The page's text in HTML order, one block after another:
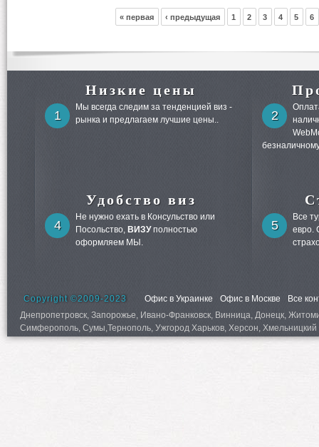
« первая ‹ предыдущая 1 2 3 4 5 6
Низкие цены
1
Мы всегда следим за тенденцией виз -
рынка и предлагаем лучшие цены..
2
Удобство виз
4
Не нужно ехать в Консульство или
Посольство, ВИЗУполностью
оформляем МЫ.
5
Все
евро.
Copyright ©2009-2023 Офис в Украинке Офис в Москве
Все
Днепропетровск, Запорожье, Ивано-Франковск, Винница, Донецк,
Симферополь, Сумы,Тернополь, Ужгород Харьков, Херсон,